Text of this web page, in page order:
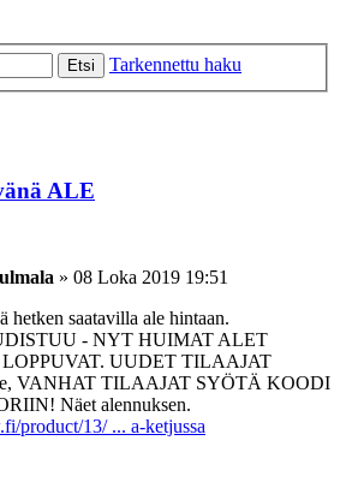
Etsi
Tarkennettu haku
ALE
» 08 Loka 2019 19:51
hetken saatavilla ale hintaan.
- NYT HUIMAT ALET
UUDET TILAAJAT
VANHAT TILAAJAT SYÖTÄ KOODI
Näet alennuksen.
product/13/ ... a-ketjussa